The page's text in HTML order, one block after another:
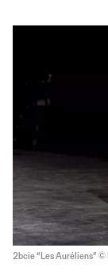
2bcie “Les Auréliens”